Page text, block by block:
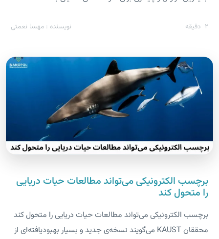
2 دقیقه نویسنده : مهسا نعمتی
برچسب الکترونیکی می‌تواند مطالعات حیات دریایی
را متحول کند
برچسب الکترونیکی می‌تواند مطالعات حیات دریایی را متحول کند
محققان KAUST می‌گویند نسخه‌ی جدید و بسیار بهبودیافته‌ای از